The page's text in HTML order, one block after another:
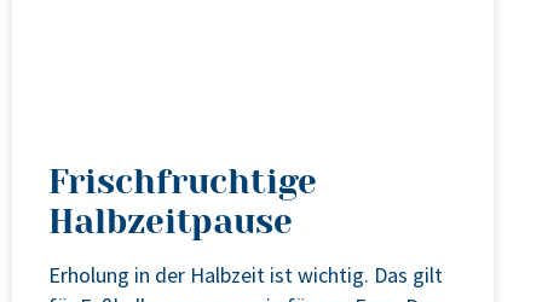
Frischfruchtige
Halbzeitpause
Erho­lung in der Halb­zeit ist wich­tig. Das gilt